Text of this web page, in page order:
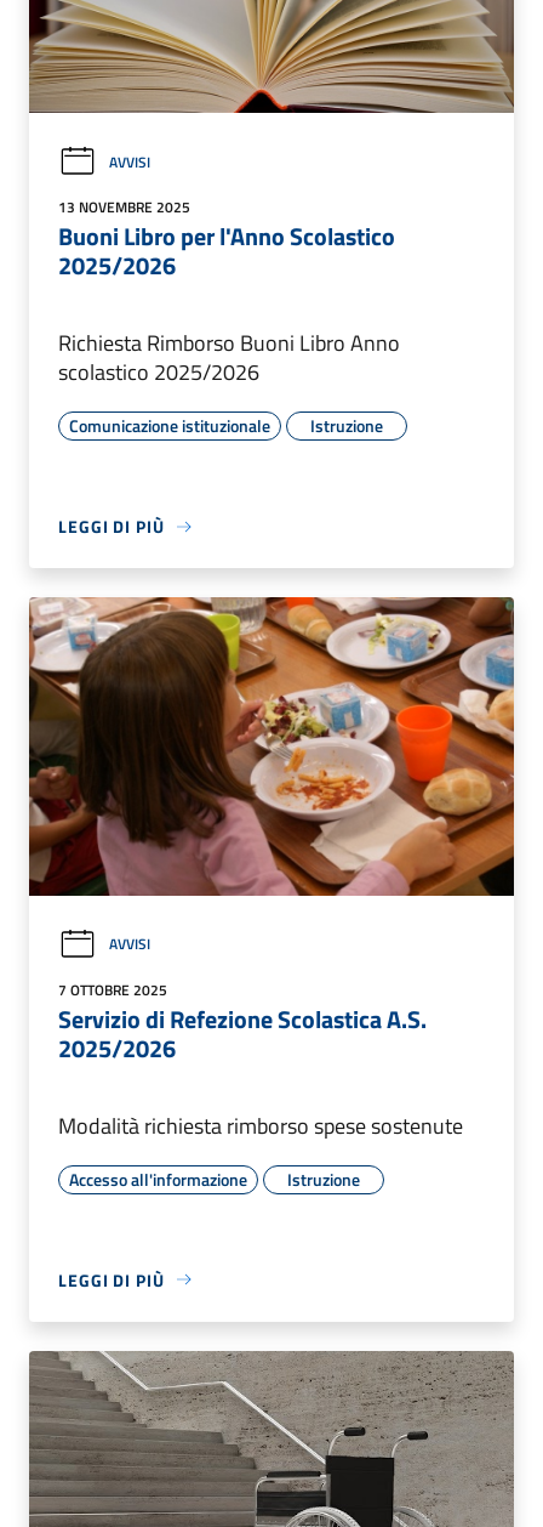
AVVISI
13 NOVEMBRE 2025
Buoni Libro per l'Anno Scolastico
2025/2026
Richiesta Rimborso Buoni Libro Anno
scolastico 2025/2026
Comunicazione istituzionale Istruzione
LEGGI DI PIÙ
AVVISI
7 OTTOBRE 2025
Servizio di Refezione Scolastica A.S.
2025/2026
Modalità richiesta rimborso spese sostenute
Accesso all'informazione Istruzione
LEGGI DI PIÙ